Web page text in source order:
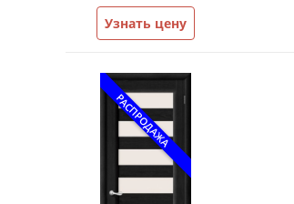
Узнать цену
РАСПРОДАЖА